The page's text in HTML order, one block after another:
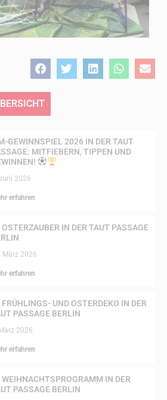
GEWINNSPIEL 2026 IN DER TAUT
MITFIEBERN, TIPPEN UND
2026
erfahren
OSTERZAUBER IN DER TAUT PASSAGE
März 2026
erfahren
FRÜHLINGS- UND OSTERDEKO IN DER
PASSAGE BERLIN
2026
erfahren
WEIHNACHTSPROGRAMM IN DER
PASSAGE BERLIN